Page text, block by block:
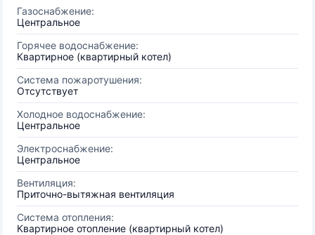
Газоснабжение:
Центральное
Горячее водоснабжение:
Квартирное (квартирный котел)
Система пожаротушения:
Отсутствует
Холодное водоснабжение:
Центральное
Электроснабжение:
Центральное
Вентиляция:
Приточно-вытяжная вентиляция
Система отопления:
Квартирное отопление (квартирный котел)